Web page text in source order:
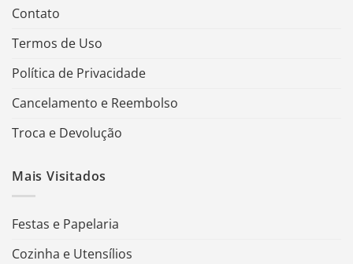
Contato
Termos de Uso
Política de Privacidade
Cancelamento e Reembolso
Troca e Devolução
Mais Visitados
Festas e Papelaria
Cozinha e Utensílios